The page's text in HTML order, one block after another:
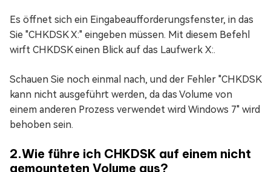
Es öffnet sich ein Eingabeaufforderungsfenster, in das
Sie "CHKDSK X:" eingeben müssen. Mit diesem Befehl
wirft CHKDSK einen Blick auf das Laufwerk X:.
Schauen Sie noch einmal nach, und der Fehler "CHKDSK
kann nicht ausgeführt werden, da das Volume von
einem anderen Prozess verwendet wird Windows 7" wird
behoben sein.
2.Wie führe ich CHKDSK auf einem nicht
gemounteten Volume aus?